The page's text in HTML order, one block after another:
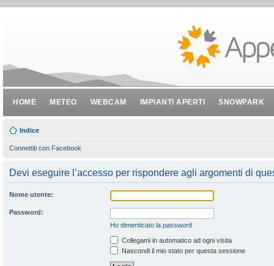
HOME METEO WEBCAM IMPIANTI APERTI SNOWPARK
Indice
Connettiti con Facebook
Devi eseguire l’accesso per rispondere agli argomenti di
Nome utente:
Password:
Ho dimenticato la password
Collegami in automatico ad ogni visita
Nascondi il mio stato per questa sessione